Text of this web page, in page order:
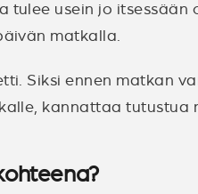
usein jo
matkalla.
Siksi ennen matkan
kannattaa tutustua